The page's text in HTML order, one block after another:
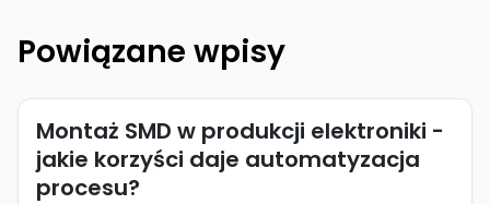
Powiązane wpisy
Montaż SMD w produkcji elektroniki -
jakie korzyści daje automatyzacja
procesu?